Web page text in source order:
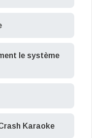
le système
Karaoke